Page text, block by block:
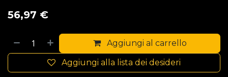
56,97 €
Aggiungi al carrello
Aggiungi alla lista dei desideri